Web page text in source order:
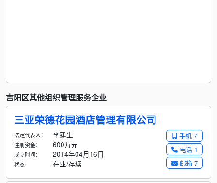
吉阳区其他组织管理服务企业
三亚荣德花园酒店管理有限公司
手机 7
电话 1
邮箱 7
法定代表人： 李建生
注册资金： 600万元
成立时间： 2014年04月16日
状态: 在业/存续